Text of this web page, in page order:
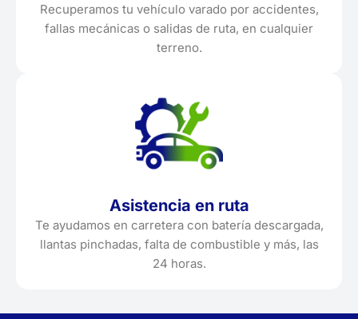
Recuperamos tu vehículo varado por accidentes,
fallas mecánicas o salidas de ruta, en cualquier
terreno.
Asistencia en ruta
Te ayudamos en carretera con batería descargada,
llantas pinchadas, falta de combustible y más, las
24 horas.